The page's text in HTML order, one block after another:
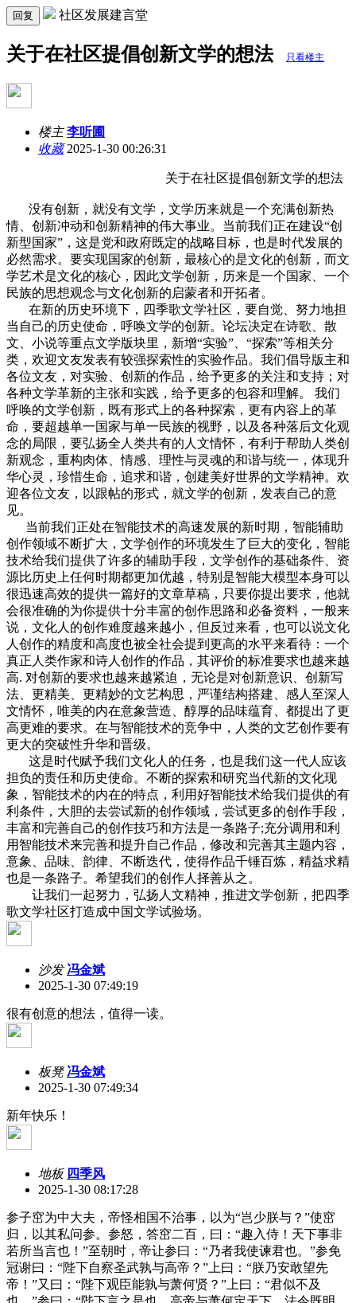
回复 社区发展建言堂
关于在社区提倡创新文学的想法 只看楼主
楼主 李听圃
收藏2025-1-30 00:26:31
关于在社区提倡创新文学的想法
没有创新，就没有文学，文学历来就是一个充满创新热
情、创新冲动和创新精神的伟大事业。当前我们正在建设“创
新型国家”，这是党和政府既定的战略目标，也是时代发展的
必然需求。要实现国家的创新，最核心的是文化的创新，而文
学艺术是文化的核心，因此文学创新，历来是一个国家、一个
民族的思想观念与文化创新的启蒙者和开拓者。
在新的历史环境下，四季歌文学社区，要自觉、努力地担
当自己的历史使命，呼唤文学的创新。论坛决定在诗歌、散
文、小说等重点文学版块里，新增“实验”、“探索”等相关分
类，欢迎文友发表有较强探索性的实验作品。我们倡导版主和
各位文友，对实验、创新的作品，给予更多的关注和支持；对
各种文学革新的主张和实践，给予更多的包容和理解。 我们
呼唤的文学创新，既有形式上的各种探索，更有内容上的革
命，要超越单一国家与单一民族的视野，以及各种落后文化观
念的局限，要弘扬全人类共有的人文情怀，有利于帮助人类创
新观念，重构肉体、情感、理性与灵魂的和谐与统一，体现升
华心灵，珍惜生命，追求和谐，创建美好世界的文学精神。欢
迎各位文友，以跟帖的形式，就文学的创新，发表自己的意
见。
当前我们正处在智能技术的高速发展的新时期，智能辅助
创作领域不断扩大，文学创作的环境发生了巨大的变化，智能
技术给我们提供了许多的辅助手段，文学创作的基础条件、资
源比历史上任何时期都更加优越，特别是智能大模型本身可以
很迅速高效的提供一篇好的文章草稿，只要你提出要求，他就
会很准确的为你提供十分丰富的创作思路和必备资料，一般来
说，文化人的创作难度越来越小，但反过来看，也可以说文化
人创作的精度和高度也被全社会提到更高的水平来看待：一个
真正人类作家和诗人创作的作品，其评价的标准要求也越来越
高. 对创新的要求也越来越紧迫，无论是对创新意识、创新写
法、更精美、更精妙的文艺构思，严谨结构搭建、感人至深人
文情怀，唯美的内在意象营造、醇厚的品味蕴育、都提出了更
高更难的要求。在与智能技术的竞争中，人类的文艺创作要有
更大的突破性升华和晋级。
这是时代赋予我们文化人的任务，也是我们这一代人应该
担负的责任和历史使命。不断的探索和研究当代新的文化现
象，智能技术的内在的特点，利用好智能技术给我们提供的有
利条件，大胆的去尝试新的创作领域，尝试更多的创作手段，
丰富和完善自己的创作技巧和方法是一条路子;充分调用和利
用智能技术来完善和提升自己作品，修改和完善其主题内容，
意象、品味、韵律、不断迭代，使得作品千锤百炼，精益求精
也是一条路子。希望我们的创作人择善从之。
让我们一起努力，弘扬人文精神，推进文学创新，把四季
歌文学社区打造成中国文学试验场。
沙发 冯金斌
2025-1-30 07:49:19
很有创意的想法，值得一读。
板凳 冯金斌
2025-1-30 07:49:34
新年快乐！
地板 四季风
2025-1-30 08:17:28
参子窋为中大夫，帝怪相国不治事，以为“岂少朕与？”使窋
归，以其私问参。参怒，答窋二百，曰：“趣入侍！天下事非
若所当言也！”至朝时，帝让参曰：“乃者我使谏君也。”参免
冠谢曰：“陛下自察圣武孰与高帝？”上曰：“朕乃安敢望先
帝！”又曰：“陛下观臣能孰与萧何贤？”上曰：“君似不及